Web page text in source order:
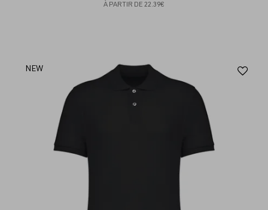
À PARTIR DE 22.39€
NEW